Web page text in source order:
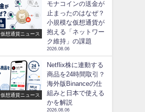
仮想通貨ニュース
モナコインの送金が
止まったのはなぜ？
小規模な仮想通貨が
抱える「ネットワー
ク維持」の課題
2026.08.06
仮想通貨ニュース
Netflix株に連動する
商品を24時間取引？
海外版Binanceの仕
組みと日本で使える
かを解説
2026.08.06